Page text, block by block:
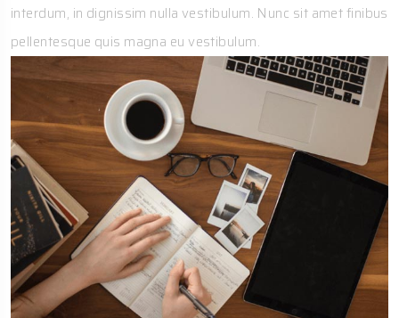
interdum, in dignissim nulla vestibulum. Nunc sit amet finibus
pellentesque quis magna eu vestibulum.